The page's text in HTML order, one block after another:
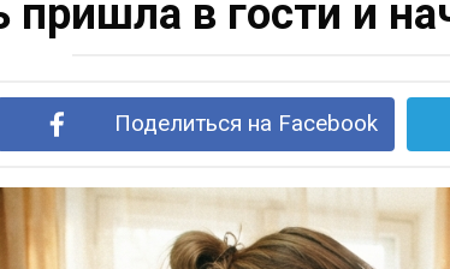
пришла в гости и
Поделиться на Facebook